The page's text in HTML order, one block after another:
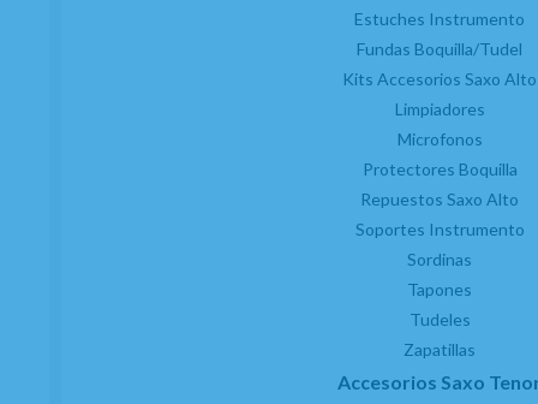
Estuches Instrumento
Fundas Boquilla/Tudel
Kits Accesorios Saxo Alto
Limpiadores
Microfonos
Protectores Boquilla
Repuestos Saxo Alto
Soportes Instrumento
Sordinas
Tapones
Tudeles
Zapatillas
Accesorios Saxo